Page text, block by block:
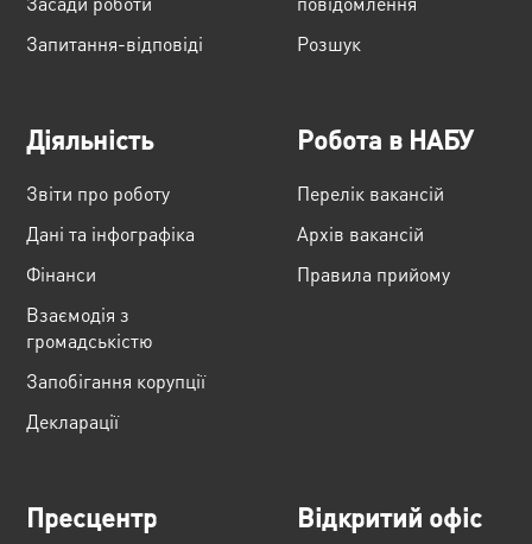
Запитання-відповіді
Розшук
Діяльність
Звіти про роботу
Дані та інфографіка
Фінанси
Взаємодія з
громадськістю
Запобігання корупції
Декларації
Робота в НАБУ
Перелік вакансій
Архів вакансій
Правила прийому
Пресцентр Відкритий офіс